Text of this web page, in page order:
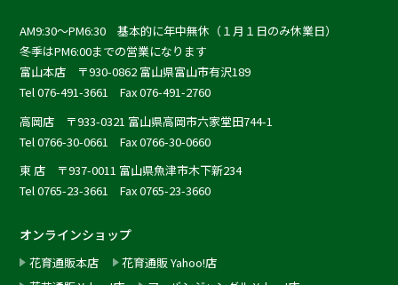
AM9:30〜PM6:30 基本的に年中無休（１月１日のみ休業日）
冬季はPM6:00までの営業になります
富山本店
〒930-0862 富山県富山市有沢189
Tel 076-491-3661 Fax 076-491-2760
高岡店
〒933-0321 富山県高岡市六家堂田744-1
Tel 0766-30-0661 Fax 0766-30-0660
東 店
〒937-0011 富山県魚津市木下新234
Tel 0765-23-3661 Fax 0765-23-3660
オンラインショップ
花育通販本店
花育通販 Yahoo!店